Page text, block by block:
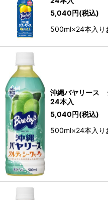
5,040 円(税込)
500ml×24本入り
沖縄バヤリー
24本入
5,040円(税込)
500ml×24本入り